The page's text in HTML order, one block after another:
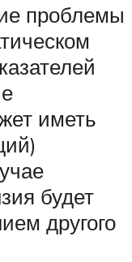
проблемы
иметь
будет
другого